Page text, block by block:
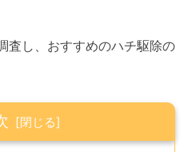
査し、おすすめのハチ駆除の